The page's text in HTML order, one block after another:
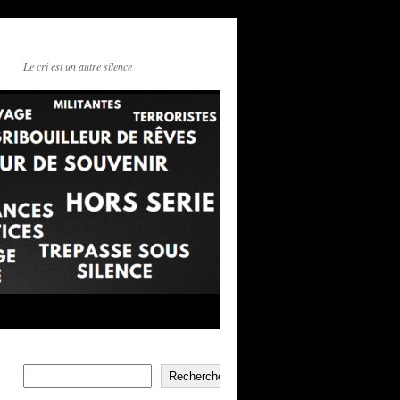
Le cri est un autre silence
Rechercher